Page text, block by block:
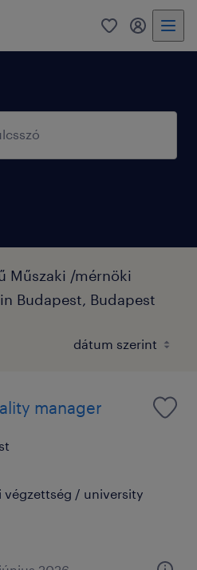
0 fiókom
Műszaki /mérnöki
Budapest, Budapest
manager
végzettség / university